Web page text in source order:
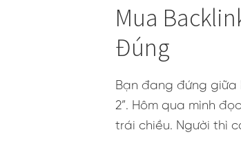
Mua
Đúng
Bạn đang đứng giữa
2”. Hôm qua mình
trái chiều. Người thì